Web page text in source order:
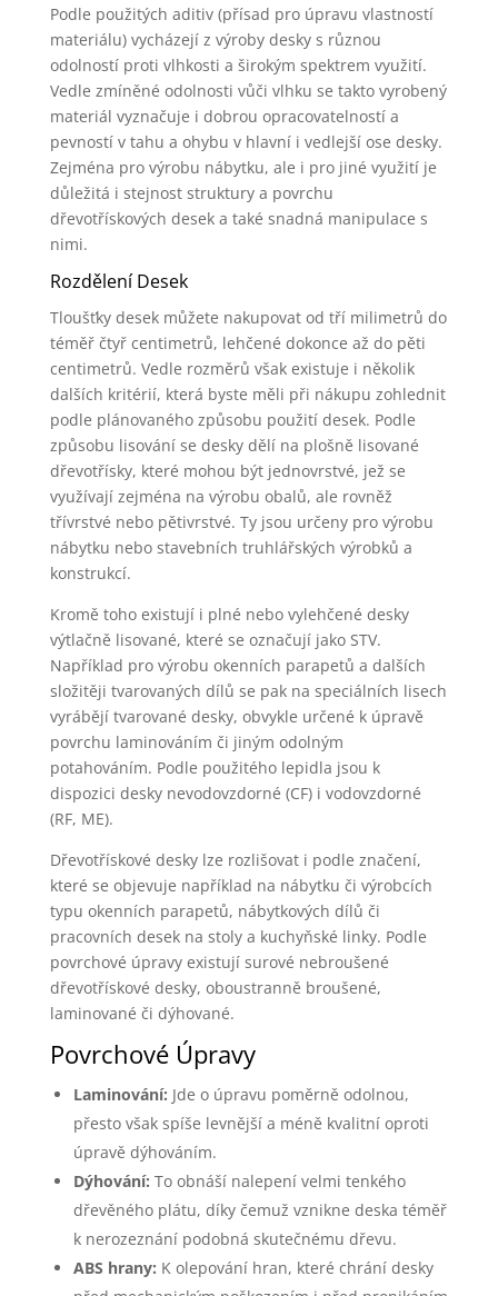
Podle použitých aditiv (přísad pro úpravu vlastností
materiálu) vycházejí z výroby desky s různou
odolností proti vlhkosti a širokým spektrem využití.
Vedle zmíněné odolnosti vůči vlhku se takto vyrobený
materiál vyznačuje i dobrou opracovatelností a
pevností v tahu a ohybu v hlavní i vedlejší ose desky.
Zejména pro výrobu nábytku, ale i pro jiné využití je
důležitá i stejnost struktury a povrchu
dřevotřískových desek a také snadná manipulace s
nimi.
Rozdělení Desek
Tloušťky desek můžete nakupovat od tří milimetrů do
téměř čtyř centimetrů, lehčené dokonce až do pěti
centimetrů. Vedle rozměrů však existuje i několik
dalších kritérií, která byste měli při nákupu zohlednit
podle plánovaného způsobu použití desek. Podle
způsobu lisování se desky dělí na plošně lisované
dřevotřísky, které mohou být jednovrstvé, jež se
využívají zejména na výrobu obalů, ale rovněž
třívrstvé nebo pětivrstvé. Ty jsou určeny pro výrobu
nábytku nebo stavebních truhlářských výrobků a
konstrukcí.
Kromě toho existují i plné nebo vylehčené desky
výtlačně lisované, které se označují jako STV.
Například pro výrobu okenních parapetů a dalších
složitěji tvarovaných dílů se pak na speciálních lisech
vyrábějí tvarované desky, obvykle určené k úpravě
povrchu laminováním či jiným odolným
potahováním. Podle použitého lepidla jsou k
dispozici desky nevodovzdorné (CF) i vodovzdorné
(RF, ME).
Dřevotřískové desky lze rozlišovat i podle značení,
které se objevuje například na nábytku či výrobcích
typu okenních parapetů, nábytkových dílů či
pracovních desek na stoly a kuchyňské linky. Podle
povrchové úpravy existují surové nebroušené
dřevotřískové desky, oboustranně broušené,
laminované či dýhované.
Povrchové Úpravy
Laminování: Jde o úpravu poměrně odolnou,
přesto však spíše levnější a méně kvalitní oproti
úpravě dýhováním.
Dýhování: To obnáší nalepení velmi tenkého
dřevěného plátu, díky čemuž vznikne deska téměř
k nerozeznání podobná skutečnému dřevu.
ABS hrany: K olepování hran, které chrání desky